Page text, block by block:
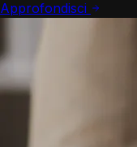
Approfondisci